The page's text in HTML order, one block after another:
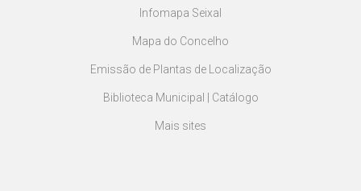
Infomapa Seixal
Mapa do Concelho
Emissão de Plantas de Localização
Biblioteca Municipal | Catálogo
Mais sites